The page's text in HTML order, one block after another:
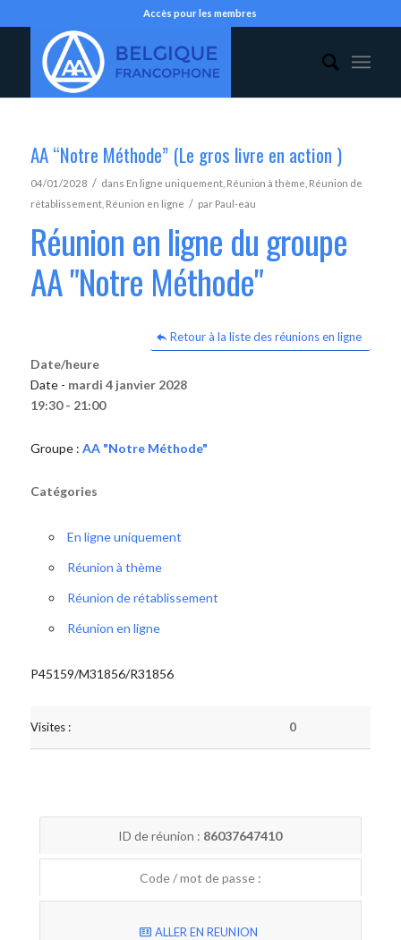
Accès pour les membres
AA “Notre Méthode” (Le gros livre en action )
04/01/2028 / dans En ligne uniquement, Réunion à thème Réunion de
rétablissement, Réunion en ligne / par Paul-eau
Réunion en ligne du groupe
AA "Notre Méthode"
Retour à la liste des réunions en ligne
Date/heure
Date - mardi 4 janvier 2028
19:30 - 21:00
Groupe : AA "Notre Méthode"
Catégories
En ligne uniquement
Réunion à thème
Réunion de rétablissement
Réunion en ligne
P45159/M31856/R31856
Visites : 0
ID de réunion : 86037647410
Code / mot de passe :
ALLER EN REUNION